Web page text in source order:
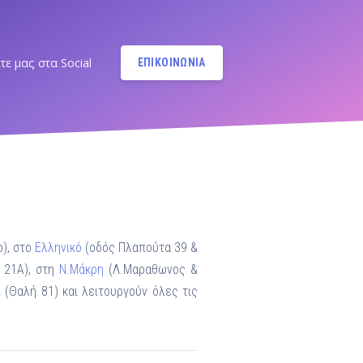
μας στα Social
Pilates by Mandy
FACEBOOK ΕΛΛΗΝΙΚΟΥ
ΕΠΙΚΟΙΝΩΝΙΑ
στο Ελληνικό (οδός Πλαπούτα 39 &
21A), στη Ν.Μάκρη (Λ.Μαραθωνος &
(Θαλή 81) και λειτουργούν όλες τις